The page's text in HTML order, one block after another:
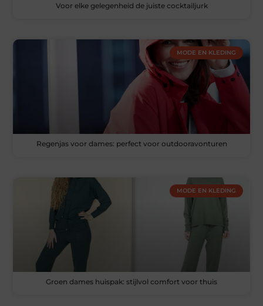
Voor elke gelegenheid de juiste cocktailjurk
MODE EN KLEDING
Regenjas voor dames: perfect voor outdooravonturen
MODE EN KLEDING
Groen dames huispak: stijlvol comfort voor thuis